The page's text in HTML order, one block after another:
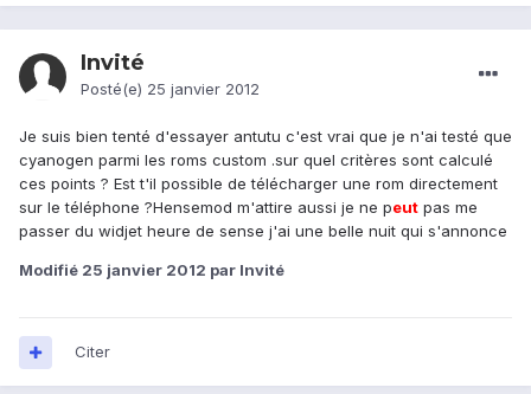
Invité
Posté(e) 25 janvier 2012
Je suis bien tenté d'essayer antutu c'est vrai que je n'ai testé que
cyanogen parmi les roms custom .sur quel critères sont calculé
ces points ? Est t'il possible de télécharger une rom directement
sur le téléphone ?Hensemod m'attire aussi je ne peut pas me
passer du widjet heure de sense j'ai une belle nuit qui s'annonce
Modifié 25 janvier 2012 par Invité
Citer